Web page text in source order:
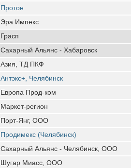
Протон
Эра Импекс
Грасп
Сахарный Альянс - Хабаровск
Азия, ТД ПКФ
Антэкс+, Челябинск
Европа Прод-ком
Маркет-регион
Порт-Янг, ООО
Продимекс (Челябинск)
Сахарный Альянс - Челябинск, ООО
Шугар Миасс, ООО